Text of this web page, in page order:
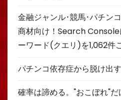
金融ジャンル･競馬･パチン
商材向け！Search
ーワード(クエリ)を1,062件
パチンコ依存症から脱け出
確率は諦める。"おこぼれ"